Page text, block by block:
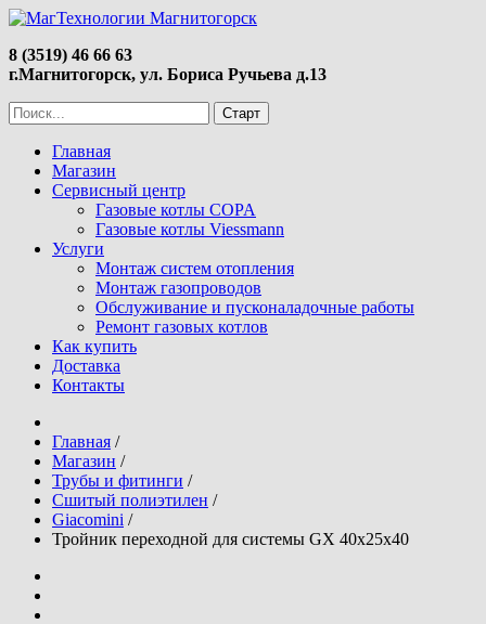
8 (3519) 46 66 63
г.Магнитогорск, ул. Бориса Ручьева д.13
Главная
Магазин
Сервисный центр
Газовые котлы COPA
Газовые котлы Viessmann
Услуги
Монтаж систем отопления
Монтаж газопроводов
Обслуживание и пусконаладочные работы
Ремонт газовых котлов
Как купить
Доставка
Контакты
Главная /
Магазин /
Трубы и фитинги /
Сшитый полиэтилен /
Giacomini /
Тройник переходной для системы GX 40x25x40